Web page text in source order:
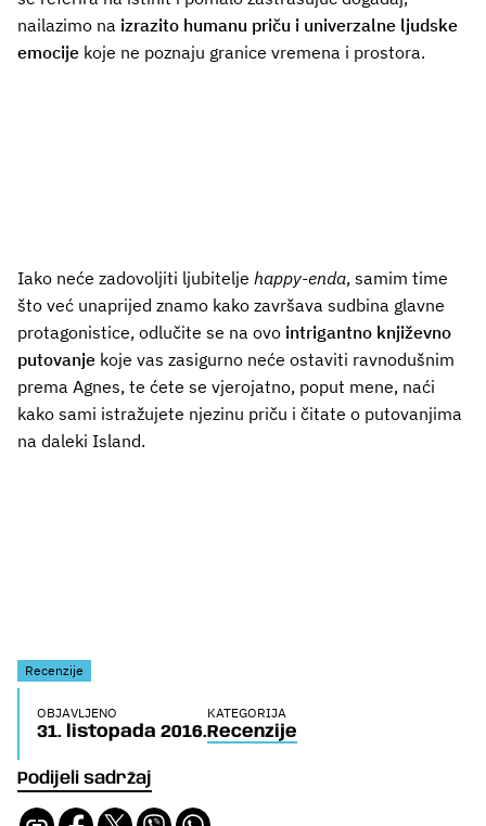
Podijeli sadržaj
nailazimo na izrazito humanu priču i univerzalne ljudske
emocije koje ne poznaju granice vremena i prostora.
Iako neće zadovoljiti ljubitelje happy-enda, samim time
što već unaprijed znamo kako završava sudbina glavne
protagonistice, odlučite se na ovo intrigantno književno
putovanje koje vas zasigurno neće ostaviti ravnodušnim
prema Agnes, te ćete se vjerojatno, poput mene, naći
kako sami istražujete njezinu priču i čitate o putovanjima
na daleki Island.
Recenzije
OBJAVLJENO
31. listopada 2016.
KATEGORIJA
Recenzije